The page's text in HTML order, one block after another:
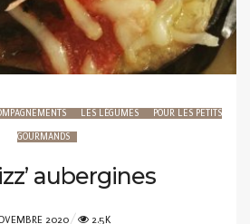
LES LÉGUMES POUR LES PETITS
GOURMANDS
aubergines
2020 2.5K